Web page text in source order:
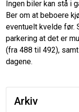
Ingen biler kan stå i
Ber om at beboere
eventuelt kvelde før.
parkering at det er
(fra 488 til 492),
dagene.
Arkiv